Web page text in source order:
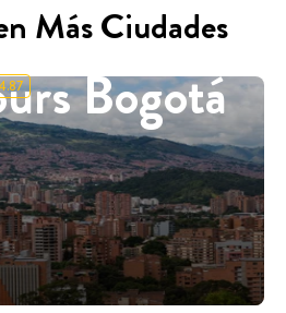
Más Ciudades
Bogotá